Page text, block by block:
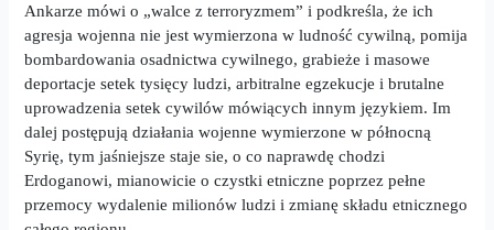
Ankarze mówi o „walce z terroryzmem” i podkreśla, że ich
agresja wojenna nie jest wymierzona w ludność cywilną, pomija
bombardowania osadnictwa cywilnego, grabieże i masowe
deportacje setek tysięcy ludzi, arbitralne egzekucje i brutalne
uprowadzenia setek cywilów mówiących innym językiem. Im
dalej postępują działania wojenne wymierzone w północną
Syrię, tym jaśniejsze stajesie, o co naprawdę chodzi
Erdoganowi, mianowicie o czystki etniczne poprzez pełne
przemocy wydalenie milionów ludzi i zmianę składu etnicznego